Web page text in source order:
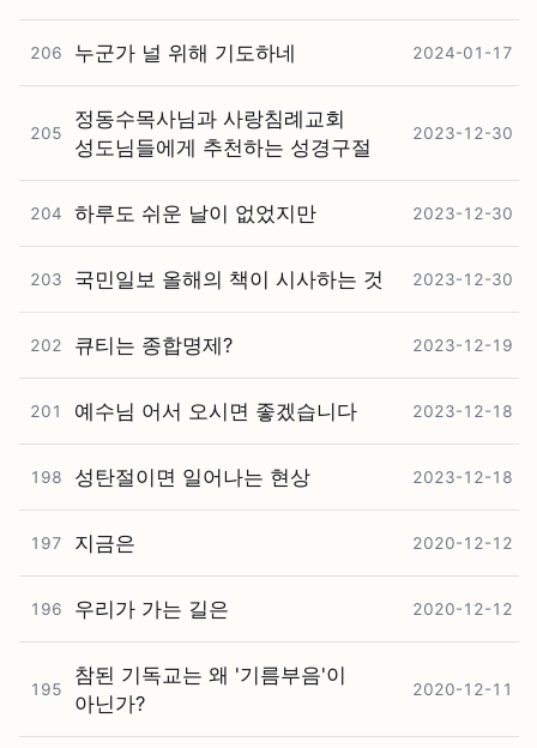
206 누군가 널 위해 기도하네 2024-01-17
205
정동수목사님과 사랑침례교회
성도님들에게 추천하는 성경구절
2023-12-30
204 하루도 쉬운 날이 없었지만 2023-12-30
203 국민일보 올해의 책이 시사하는 것 2023-12-30
202 큐티는 종합명제? 2023-12-19
201 예수님 어서 오시면 좋겠습니다 2023-12-18
198 성탄절이면 일어나는 현상 2023-12-18
197 지금은 2020-12-12
196 우리가 가는 길은 2020-12-12
195
참된 기독교는 왜 '기름부음'이
아닌가?
2020-12-11